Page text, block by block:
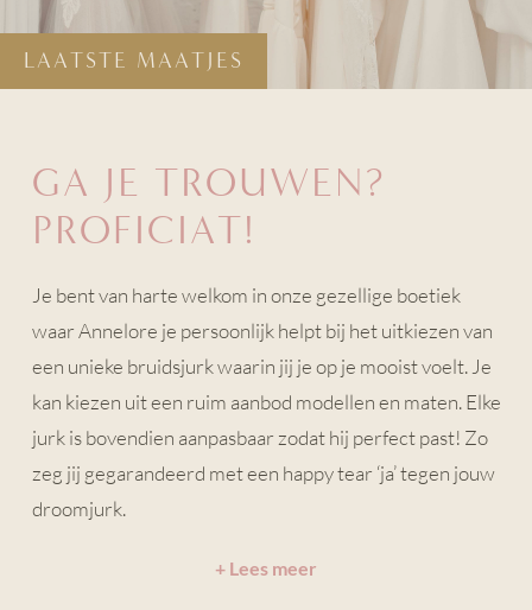
LAATSTE MAATJES
GA JE TROUWEN?
PROFICIAT!
Je bent van harte welkom in onze gezellige boetiek
waar Annelore je persoonlijk helpt bij het uitkiezen van
een unieke bruidsjurk waarin jij je op je mooist voelt. Je
kan kiezen uit een ruim aanbod modellen en maten. Elke
jurk is bovendien aanpasbaar zodat hij perfect past! Zo
zeg jij gegarandeerd met een happy tear ‘ja’ tegen jouw
droomjurk.
+ Lees meer